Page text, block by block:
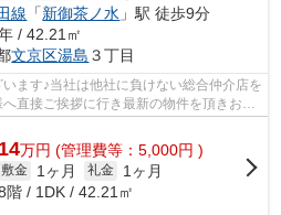
線 「新御茶ノ水 」駅 徒歩9分
/ 42.21㎡
文京区湯島 ３丁目
ます♪当社は他社に負けない総合仲介店を
直接ご挨拶に行き最新の物件を頂きお客
は...
14万円 (管理費等：5,000円 )
敷金 1ヶ月 礼金
1ヶ月
階 / 1DK / 42.21㎡